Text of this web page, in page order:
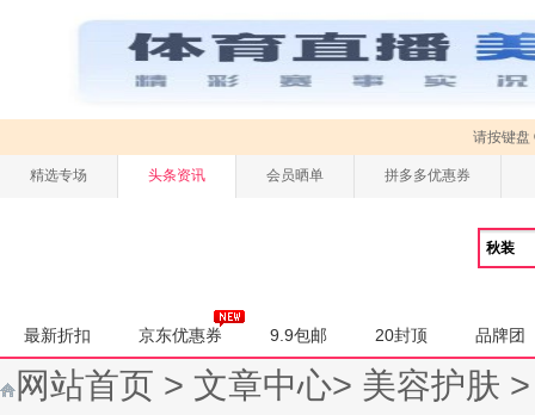
请按键盘
精选专场 头条资讯 会员晒单 拼多多优惠券
最新折扣 京东优惠券 9.9包邮 20封顶 品牌团
网站首页 > 文章中心> 美容护肤